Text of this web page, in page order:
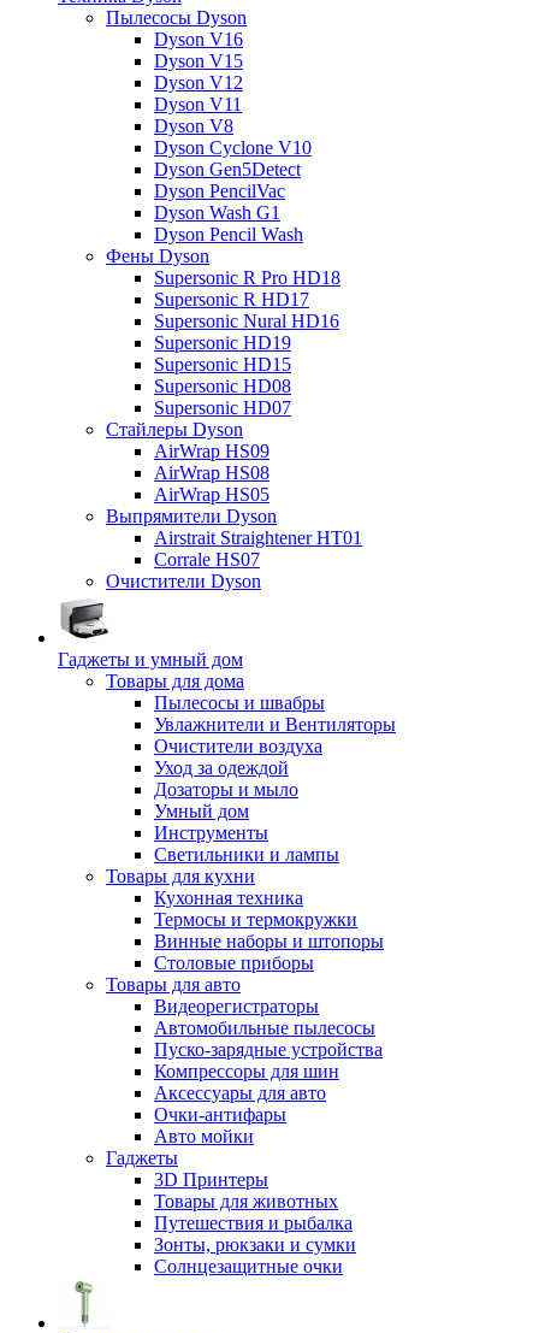
Пылесосы Dyson
Dyson V16
Dyson V15
Dyson V12
Dyson V11
Dyson V8
Dyson Cyclone V10
Dyson Gen5Detect
Dyson PencilVac
Dyson Wash G1
Dyson Pencil Wash
Фены Dyson
Supersonic R Pro HD18
Supersonic R HD17
Supersonic Nural HD16
Supersonic HD19
Supersonic HD15
Supersonic HD08
Supersonic HD07
Стайлеры Dyson
AirWrap HS09
AirWrap HS08
AirWrap HS05
Выпрямители Dyson
Airstrait Straightener HT01
Corrale HS07
Очистители Dyson
Гаджеты и умный дом
Товары для дома
Пылесосы и швабры
Увлажнители и Вентиляторы
Очистители воздуха
Уход за одеждой
Дозаторы и мыло
Умный дом
Инструменты
Светильники и лампы
Товары для кухни
Кухонная техника
Термосы и термокружки
Винные наборы и штопоры
Столовые приборы
Товары для авто
Видеорегистраторы
Автомобильные пылесосы
Пуско-зарядные устройства
Компрессоры для шин
Аксессуары для авто
Очки-антифары
Авто мойки
Гаджеты
3D Принтеры
Товары для животных
Путешествия и рыбалка
Зонты, рюкзаки и сумки
Солнцезащитные очки